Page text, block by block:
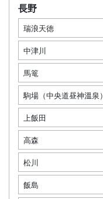
長野
瑞浪天徳
中津川
馬篭
駒場（中央道昼神溫泉）
上飯田
高森
松川
飯島